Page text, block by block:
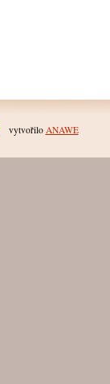
vytvořilo ANAWE